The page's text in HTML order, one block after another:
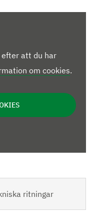
l
e
i
l
d
e
efter att du har
om cookies.
ritningar